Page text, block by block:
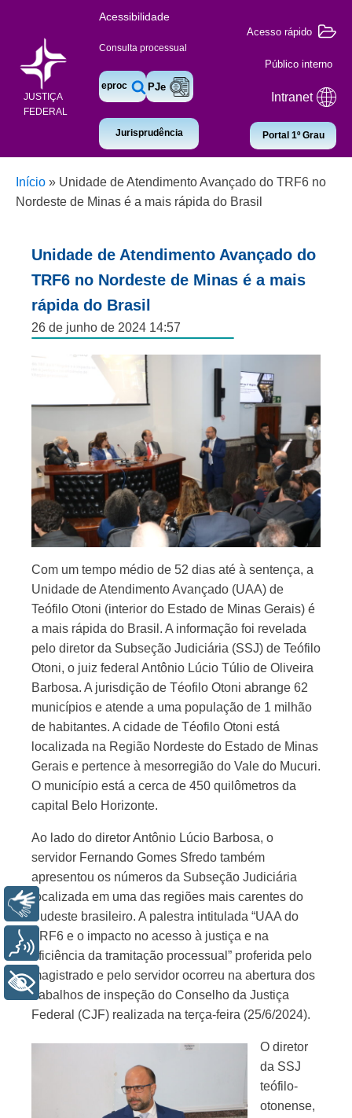
JUSTIÇA
FEDERAL
Acessibilidade
Consulta processual
eproc PJe
Jurisprudência
Acesso rápido
Público interno
Intranet
Portal 1º Grau
Início » Unidade de Atendimento Avançado do TRF6 no
Nordeste de Minas é a mais rápida do Brasil
Unidade de Atendimento Avançado do
TRF6 no Nordeste de Minas é a mais
rápida do Brasil
26 de junho de 2024 14:57
Com um tempo médio de 52 dias até à sentença, a
Unidade de Atendimento Avançado (UAA) de
Teófilo Otoni (interior do Estado de Minas Gerais) é
a mais rápida do Brasil. A informação foi revelada
pelo diretor da Subseção Judiciária (SSJ) de Teófilo
Otoni, o juiz federal Antônio Lúcio Túlio de Oliveira
Barbosa. A jurisdição de Téofilo Otoni abrange 62
municípios e atende a uma população de 1 milhão
de habitantes. A cidade de Téofilo Otoni está
localizada na Região Nordeste do Estado de Minas
Gerais e pertence à mesorregião do Vale do Mucuri.
O município está a cerca de 450 quilômetros da
capital Belo Horizonte.
Ao lado do diretor Antônio Lúcio Barbosa, o
servidor Fernando Gomes Sfredo também
apresentou os números da Subseção Judiciária
localizada em uma das regiões mais carentes do
Sudeste brasileiro. A palestra intitulada “UAA do
TRF6 e o impacto no acesso à justiça e na
eficiência da tramitação processual” proferida pelo
magistrado e pelo servidor ocorreu na abertura dos
trabalhos de inspeção do Conselho da Justiça
Federal (CJF) realizada na terça-feira (25/6/2024).
O diretor
da SSJ
teófilo-
otonense,
Libras
Voz
+ Acessibilidade